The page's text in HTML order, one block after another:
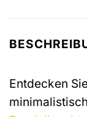
Entdecken